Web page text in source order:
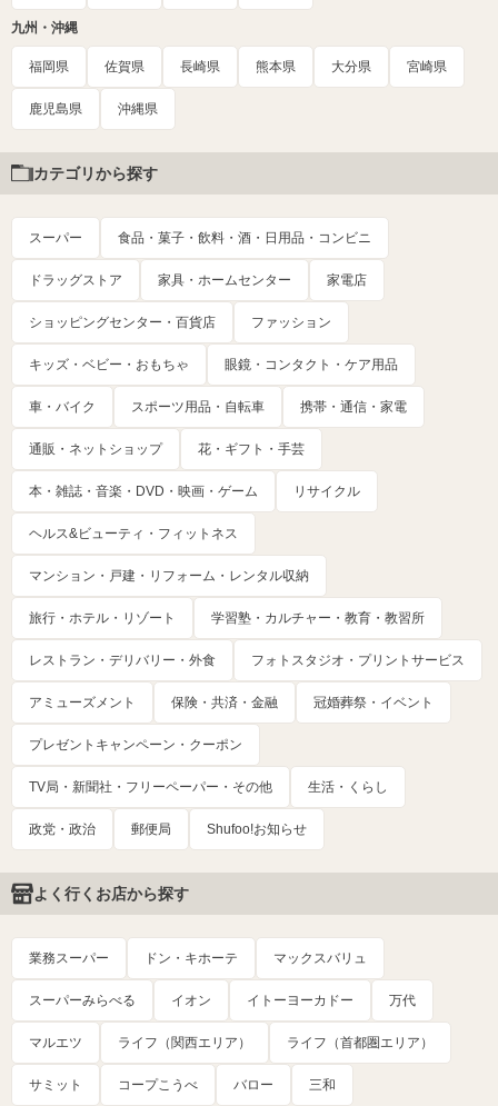
九州・沖縄
福岡県 佐賀県 長崎県 熊本県 大分県 宮崎県
鹿児島県 沖縄県
カテゴリから探す
スーパー 食品・菓子・飲料・酒・日用品・コンビニ
ドラッグストア 家具・ホームセンター 家電店
ショッピングセンター・百貨店 ファッション
キッズ・ベビー・おもちゃ 眼鏡・コンタクト・ケア用品
車・バイク スポーツ用品・自転車 携帯・通信・家電
通販・ネットショップ 花・ギフト・手芸
本・雑誌・音楽・DVD・映画・ゲーム リサイクル
ヘルス&ビューティ・フィットネス
マンション・戸建・リフォーム・レンタル収納
旅行・ホテル・リゾート 学習塾・カルチャー・教育・教習所
レストラン・デリバリー・外食 フォトスタジオ・プリントサービス
アミューズメント 保険・共済・金融 冠婚葬祭・イベント
プレゼントキャンペーン・クーポン
TV局・新聞社・フリーペーパー・その他 生活・くらし
政党・政治 郵便局 Shufoo!お知らせ
よく行くお店から探す
業務スーパー ドン・キホーテ マックスバリュ
スーパーみらべる イオン イトーヨーカドー 万代
マルエツ ライフ（関西エリア） ライフ（首都圏エリア）
サミット コープこうべ バロー 三和